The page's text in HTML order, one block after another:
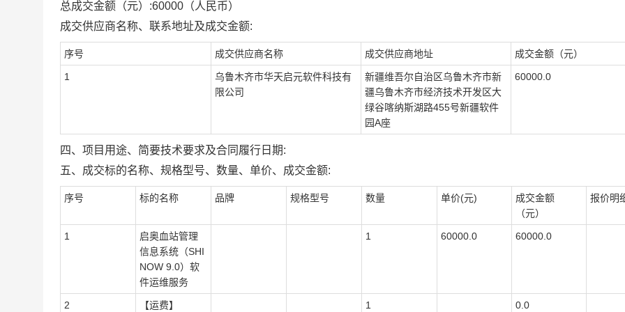
总成交金额（元）:60000 （人民币）
成交供应商名称、联系地址及成交金额:
序号 成交供应商名称 成交供应商地址 成交金额（元）
1
乌鲁木齐市华天启元软件科技有
限公司
新疆维吾尔自治区乌鲁木齐市新
疆乌鲁木齐市经济技术开发区大
绿谷喀纳斯湖路455号新疆软件
园A座
60000.0
四、项目用途、简要技术要求及合同履行日期:
五、成交标的名称、规格型号、数量、单价、成交金额:
序号 标的名称 品牌 规格型号 数量 单价(元)
成交金额
（元）
报价明
1
启奥血站管理
信息系统（SHI
NOW 9.0）软
件运维服务
1 60000.0 60000.0
2 【运费】 1 0.0